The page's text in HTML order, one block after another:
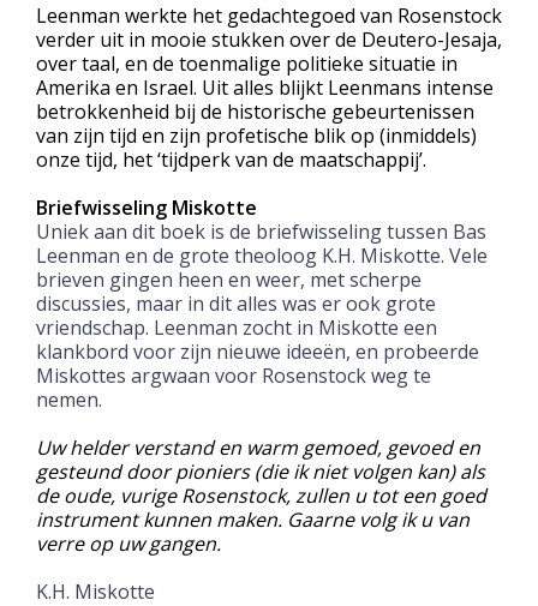
Leenman werkte het gedachtegoed van Rosenstock
verder uit in mooie stukken over de Deutero-Jesaja,
over taal, en de toenmalige politieke situatie in
Amerika en Israel. Uit alles blijkt Leenmans intense
betrokkenheid bij de historische gebeurtenissen
van zijn tijd en zijn profetische blik op (inmiddels)
onze tijd, het ‘tijdperk van de maatschappij’.
Briefwisseling Miskotte
Uniek aan dit boek is de briefwisseling tussen Bas
Leenman en de grote theoloog K.H. Miskotte. Vele
brieven gingen heen en weer, met scherpe
discussies, maar in dit alles was er ook grote
vriendschap. Leenman zocht in Miskotte een
klankbord voor zijn nieuwe ideeën, en probeerde
Miskottes argwaan voor Rosenstock weg te
nemen.
Uw helder verstand en warm gemoed, gevoed en
gesteund door pioniers (die ik niet volgen kan) als
de oude, vurige Rosenstock, zullen u tot een goed
instrument kunnen maken. Gaarne volg ik u van
verre op uw gangen.
K.H. Miskotte